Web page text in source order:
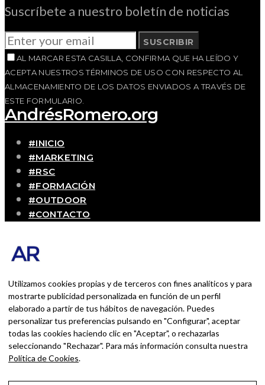
Suscríbete a nuestro boletín de noticias
SUSCRIBIR
AL MARCAR ESTA CASILLA, CONFIRMA QUE HA LEÍDO Y
ACEPTA NUESTROS TÉRMINOS DE USO CON RESPECTO AL
ALMACENAMIENTO DE LOS DATOS ENVIADOS A TRAVÉS DE
ESTE FORMULARIO.
AndrésRomero.org
#INICIO
#MARKETING
#RSC
#FORMACIÓN
#OUTDOOR
#CONTACTO
Blog personal y profesional de Andrés Romero.
persona que disfruta con lo que hace cada día
BUSCAR POR:
BUSCAR
Ingresa las palabras de la búsqueda y presiona
Enter.
Utilizamos cookies propias y de terceros con fines analíticos y para
mostrarte publicidad personalizada en función de un perfil
elaborado a partir de tus hábitos de navegación. Puedes
personalizar tus preferencias pulsando en "Configurar", aceptar
todas las cookies haciendo clic en "Aceptar", o rechazarlas
seleccionando "Rechazar". Para más información consulta nuestra
Política de Cookies.